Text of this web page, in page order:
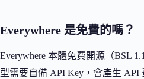
Everywhere 是免費的嗎？
Everywhere 本體免費開源（BSL
型需要自備 API Key，會產生 API